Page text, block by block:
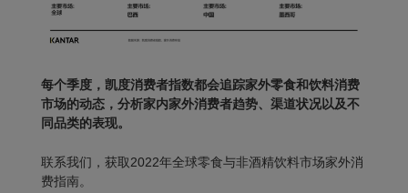
每个季度，凯度消费者指数都会追踪家外零食和饮料消费
市场的动态，分析家内家外消费者趋势、渠道状况以及不
同品类的表现。
联系我们，获取2022年全球零食与非酒精饮料市场家外消
费指南。